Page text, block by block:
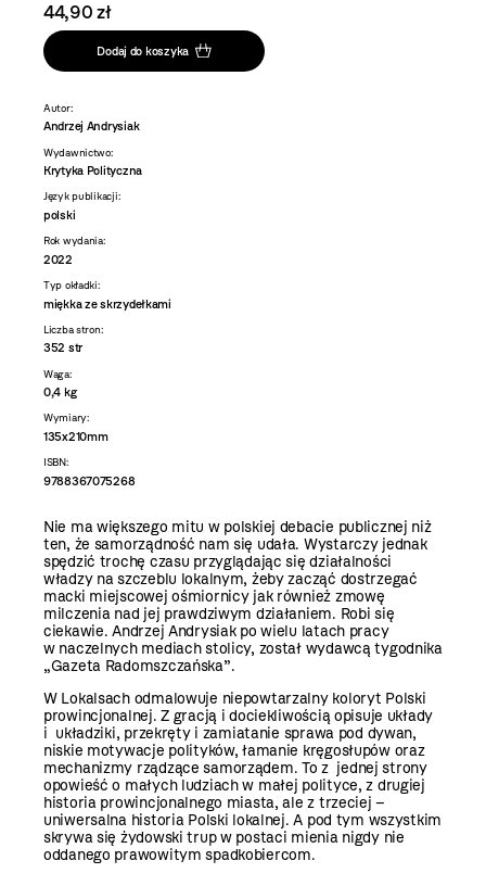
44,90 zł
Dodaj do koszyka
Autor:
Andrzej Andrysiak
Wydawnictwo:
Krytyka Polityczna
Język publikacji:
polski
Rok wydania:
2022
Typ okładki:
miękka ze skrzydełkami
Liczba stron:
352 str
Waga:
0,4 kg
Wymiary:
135x210mm
ISBN:
9788367075268
Nie ma większego mitu w polskiej debacie publicznej niż
ten, że samorządność nam się udała. Wystarczy jednak
spędzić trochę czasu przyglądając się działalności
władzy na szczeblu lokalnym, żeby zacząć dostrzegać
macki miejscowej ośmiornicy jak również zmowę
milczenia nad jej prawdziwym działaniem. Robi się
ciekawie. Andrzej Andrysiak po wielu latach pracy
w naczelnych mediach stolicy, został wydawcą tygodnika
„Gazeta Radomszczańska”.
W Lokalsach odmalowuje niepowtarzalny koloryt Polski
prowincjonalnej. Z gracją i dociekliwością opisuje układy
i układziki, przekręty i zamiatanie sprawa pod dywan,
niskie motywacje polityków, łamanie kręgosłupów oraz
mechanizmy rządzące samorządem. To z jednej strony
opowieść o małych ludziach w małej polityce, z drugiej
historia prowincjonalnego miasta, ale z trzeciej –
uniwersalna historia Polski lokalnej. A pod tym wszystkim
skrywa się żydowski trup w postaci mienia nigdy nie
oddanego prawowitym spadkobiercom.